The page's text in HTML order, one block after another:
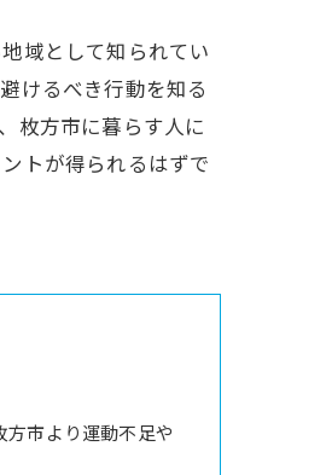
域として知られてい
けるべき行動を知る
枚方市に暮らす人に
トが得られるはずで
市より運動不足や